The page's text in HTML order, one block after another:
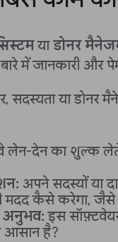
याडोनर
में जानकारी और
सदस्यता या डोनर
लेन-देन का शुल्क
अपने सदस्यों या
कैसे करेगा, जैसे
अनुभव: इस
आसान है?